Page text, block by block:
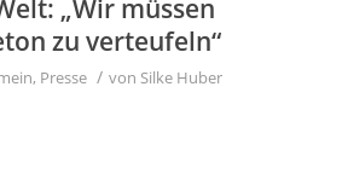
„Wir müssen
zu verteufeln“
, Presse / von Silke Huber